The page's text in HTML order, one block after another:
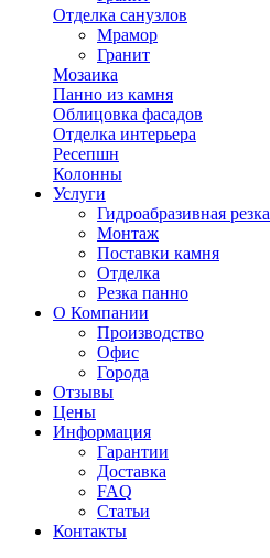
Отделка санузлов
Мрамор
Гранит
Мозаика
Панно из камня
Облицовка фасадов
Отделка интерьера
Ресепшн
Колонны
Услуги
Гидроабразивная резка
Монтаж
Поставки камня
Отделка
Резка панно
О Компании
Производство
Офис
Города
Отзывы
Цены
Информация
Гарантии
Доставка
FAQ
Статьи
Контакты